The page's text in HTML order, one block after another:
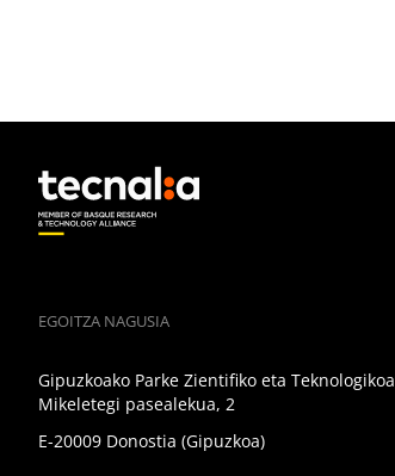
EGOITZA NAGUSIA
Gipuzkoako Parke Zientifiko eta Teknologikoa
Mikeletegi pasealekua, 2
E-20009 Donostia (Gipuzkoa)